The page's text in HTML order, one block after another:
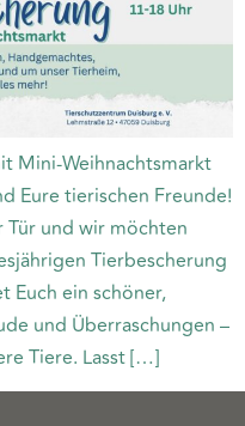
Mini-Weihnachtsmarkt
Eure tierischen Freunde!
und wir möchten
Tierbescherung
Euch ein schöner,
und Überraschungen –
Tiere. Lasst […]